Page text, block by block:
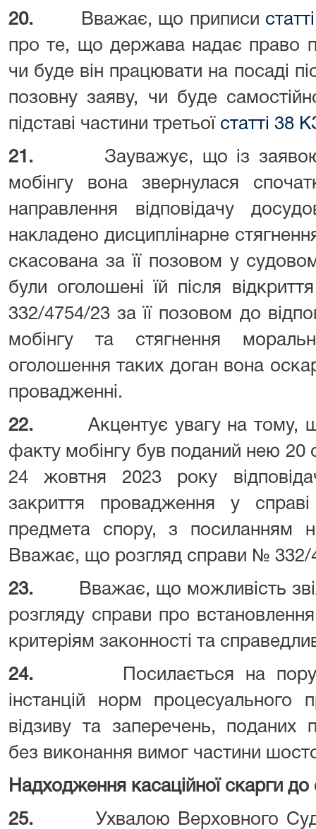
20. Вважає, що приписи
про те, що держава надає право
чи буде він працювати на посаді
позовну заяву, чи буде
підставі частини третьої статті 38
21. Зауважує, що із
мобінгу вона звернулася
направлення відповідачу
накладено дисциплінарне
скасована за її позовом у
були оголошені їй після
332/4754/23 за її позовом до
мобінгу та стягнення
оголошення таких доган вона
провадженні.
22. Акцентує увагу на тому,
факту мобінгу був поданий нею 20
24 жовтня 2023 року
закриття провадження у
предмета спору, з посиланням
Вважає, що розгляд справи № 332/
23.
Вважає, що можливість
розгляду справи про
критеріям законності та
24.
Посилається на
інстанцій норм процесуального
відзиву та заперечень, поданих
без виконання вимог частини
Надходження касаційної скарги до
25. Ухвалою Верховного